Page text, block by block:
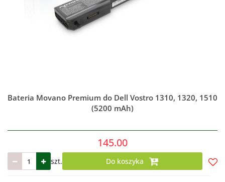
Bateria Movano Premium do Dell Vostro 1310, 1320, 1510
(5200 mAh)
145.00
szt. Do koszyka